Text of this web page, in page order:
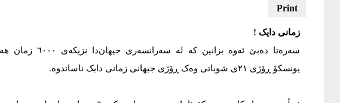
زمانی دایک !
سەرەتا دەبێ ئەوە بزانین کە لە سەرانسەری جیهان‌دا
یونسکۆ ڕۆژی ٢١ی شوباتی وەک ڕۆژی جیهانی زمانی دایک ناساندوە.